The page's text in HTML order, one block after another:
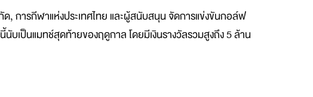
, การกีฬาแห่งประเทศไทย และผู้สนับสนุน จัดการแข่งขันกอล์ฟ
บเป็นแมทช์สุดท้ายของฤดูกาล โดยมีเงินรางวัลรวมสูงถึง 5 ล้าน